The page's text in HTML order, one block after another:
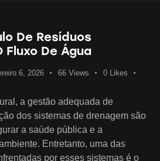
De Resíduos
De Água
6, 2026 66 Views 0
Likes
a gestão adequada de
dos sistemas de drenagem são
a saúde pública e a
Entretanto, uma das
por esses sistemas é o